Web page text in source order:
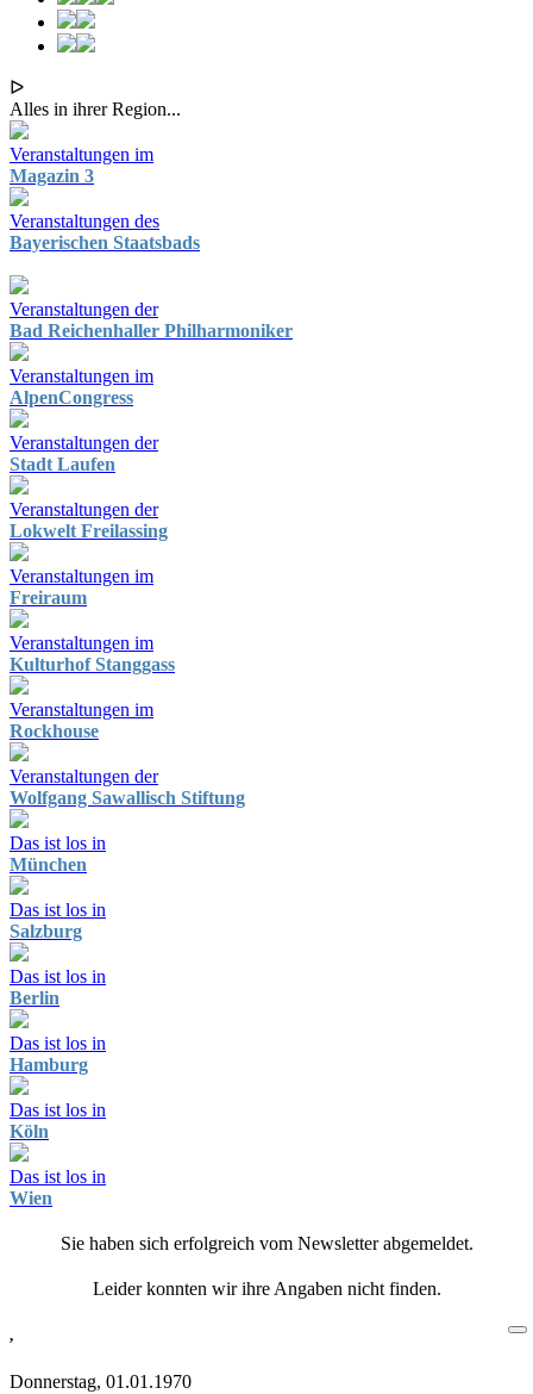
ᐅ
Alles in ihrer Region...
Veranstaltungen im
Magazin 3
Veranstaltungen des
Bayerischen Staatsbads
Veranstaltungen der
Bad Reichenhaller Philharmoniker
Veranstaltungen im
AlpenCongress
Veranstaltungen der
Stadt Laufen
Veranstaltungen der
Lokwelt Freilassing
Veranstaltungen im
Freiraum
Veranstaltungen im
Kulturhof Stanggass
Veranstaltungen im
Rockhouse
Veranstaltungen der
Wolfgang Sawallisch Stiftung
Das ist los in
München
Das ist los in
Salzburg
Das ist los in
Berlin
Das ist los in
Hamburg
Das ist los in
Köln
Das ist los in
Wien
Sie haben sich erfolgreich vom Newsletter abgemeldet.
Leider konnten wir ihre Angaben nicht finden.
,
Donnerstag, 01.01.1970